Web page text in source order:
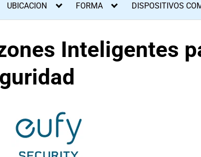
UBICACION FORMA DISPOSITIVOS
Inteligentes